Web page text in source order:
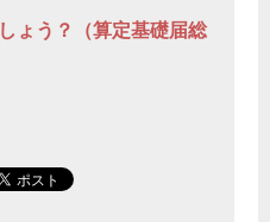
ょう？（算定基礎届総